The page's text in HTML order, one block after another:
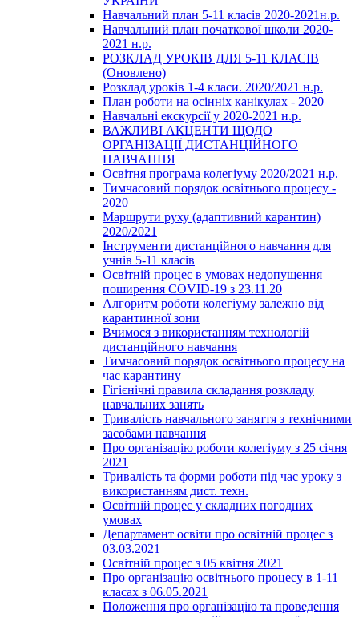
Навчальний план 5-11 класів 2020-2021н.р.
Навчальний план початкової школи 2020-
2021 н.р.
РОЗКЛАД УРОКІВ ДЛЯ 5-11 КЛАСІВ
(Оновлено)
Розклад уроків 1-4 класи. 2020/2021 н.р.
План роботи на осінніх канікулах - 2020
Навчальні екскурсії у 2020-2021 н.р.
ВАЖЛИВІ АКЦЕНТИ ЩОДО
ОРГАНІЗАЦІЇ ДИСТАНЦІЙНОГО
НАВЧАННЯ
Освітня програма колегіуму 2020/2021 н.р.
Тимчасовий порядок освітнього процесу -
2020
Маршрути руху (адаптивний карантин)
2020/2021
Інструменти дистанційного навчання для
учнів 5-11 класів
Освітній процес в умовах недопущення
поширення COVID-19 з 23.11.20
Алгоритм роботи колегіуму залежно від
карантинної зони
Вчимося з використанням технологій
дистанційного навчання
Тимчасовий порядок освітнього процесу на
час карантину
Гігієнічні правила складання розкладу
навчальних занять
Тривалість навчального заняття з технічними
засобами навчання
Про організацію роботи колегіуму з 25 січня
2021
Тривалість та форми роботи під час уроку з
використанням дист. техн.
Освітній процес у складних погодних
умовах
Департамент освіти про освітній процес з
03.03.2021
Освітній процес з 05 квітня 2021
Про організацію освітнього процесу в 1-11
класах з 06.05.2021
Положення про організацію та проведення